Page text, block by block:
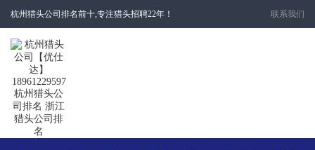
杭州猎头公司排名前十,专注猎头招聘22年！ 联系我们